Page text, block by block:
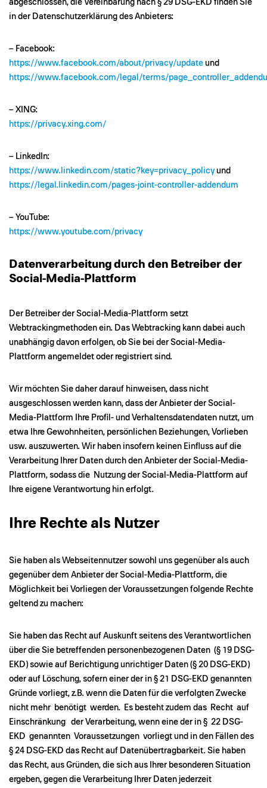
abgeschlossen, die Vereinbarung nach § 29 DSG-EKD finden Sie
in der Datenschutzerklärung des Anbieters:
– Facebook:
https://www.facebook.com/about/privacy/update und
https://www.facebook.com/legal/terms/
– XING:
https://privacy.xing.com/
– LinkedIn:
https://www.linkedin.com/static?key=privacy_policyund
https://legal.linkedin.com/pages-joint-controller-addendum
– YouTube:
https://www.youtube.com/privacy
Datenverarbeitung durch den Betreiber der
Social-Media-Plattform
Der Betreiber der Social-Media-Plattform setzt
Webtrackingmethoden ein. Das Webtracking kann dabei auch
unabhängig davon erfolgen, ob Sie bei der Social-Media-
Plattform angemeldet oder registriert sind.
Wir möchten Sie daher darauf hinweisen, dass nicht
ausgeschlossen werden kann, dass der Anbieter der Social-
Media-Plattform Ihre Profil- und Verhaltensdatendaten nutzt, um
etwa Ihre Gewohnheiten, persönlichen Beziehungen, Vorlieben
usw. auszuwerten. Wir haben insofern keinen Einfluss auf die
Verarbeitung Ihrer Daten durch den Anbieter der Social-Media-
Plattform, sodass die Nutzung der Social-Media-Plattform auf
Ihre eigene Verantwortung hin erfolgt.
Ihre Rechte als Nutzer
Sie haben als Webseitennutzer sowohl uns gegenüber als auch
gegenüber dem Anbieter der Social-Media-Plattform, die
Möglichkeit bei Vorliegen der Voraussetzungen folgende Rechte
geltend zu machen:
Sie haben das Recht auf Auskunft seitens des Verantwortlichen
über die Sie betreffenden personenbezogenen Daten (§ 19 DSG-
EKD) sowie auf Berichtigung unrichtiger Daten (§ 20 DSG-EKD)
oder auf Löschung, sofern einer der in § 21 DSG-EKD genannten
Gründe vorliegt, z.B. wenn die Daten für die verfolgten Zwecke
nicht mehr benötigt werden. Es besteht zudem das Recht auf
Einschränkung der Verarbeitung, wenn eine der in § 22 DSG-
EKD genannten Voraussetzungen vorliegt und in den Fällen des
§ 24 DSG-EKD das Recht auf Datenübertragbarkeit. Sie haben
das Recht, aus Gründen, die sich aus Ihrer besonderen Situation
ergeben, gegen die Verarbeitung Ihrer Daten jederzeit